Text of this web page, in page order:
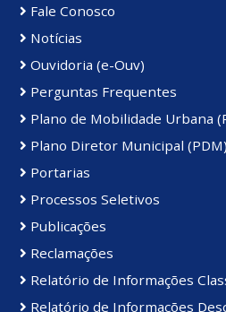
Fale Conosco
Notícias
Ouvidoria (e-Ouv)
Perguntas Frequentes
Plano de Mobilidade Urbana
Plano Diretor Municipal (PDM)
Portarias
Processos Seletivos
Publicações
Reclamações
Relatório de Informações
Relatório de Informações